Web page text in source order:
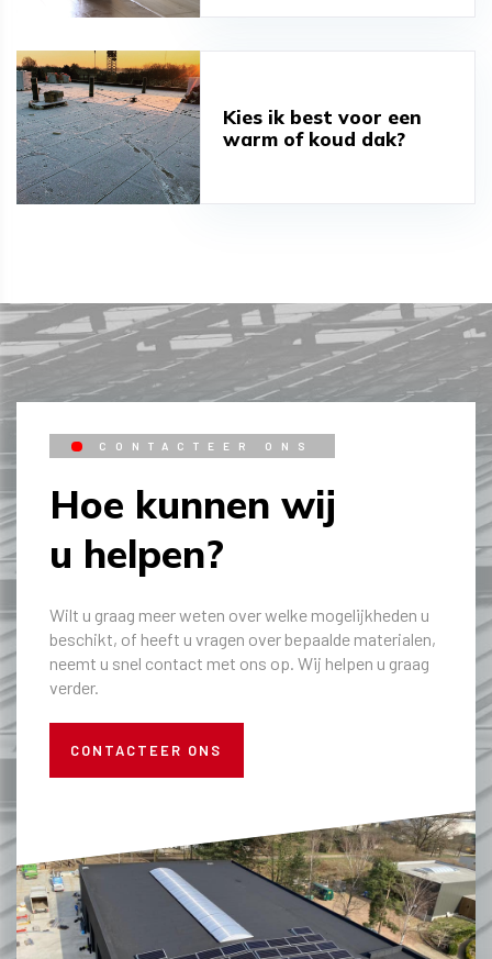
Kies ik best voor een
warm of koud dak?
CONTACTEER ONS
Hoe kunnen wij
u helpen?
Wilt u graag meer weten over welke mogelijkheden u
beschikt, of heeft u vragen over bepaalde materialen,
neemt u snel contact met ons op. Wij helpen u graag
verder.
CONTACTEER ONS